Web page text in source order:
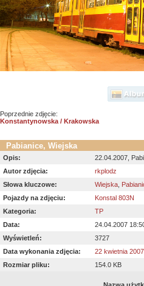
Poprzednie zdjęcie:
Konstantynowska / Krakowska
Pabianice, Wiejska
Opis:
22.04.2007,
Autor zdjęcia:
rkplodz
Słowa kluczowe:
Wiejska
Pojazdy na zdjęciu:
Konstal 803N
Kategoria:
TP
Data:
24.04.2007
Wyświetleń:
3727
Data wykonania zdjęcia:
22 kwietnia 2007
Rozmiar pliku:
154.0 KB
Nazwa